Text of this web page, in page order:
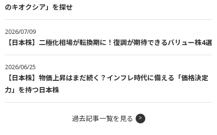
のキオクシア」を探せ
2026/07/09
【日本株】二極化相場が転換期に！復調が期待できるバリュー株4選
2026/06/25
【日本株】物価上昇はまだ続く？インフレ時代に備える「価格決定
力」を持つ日本株
過去記事一覧を見る